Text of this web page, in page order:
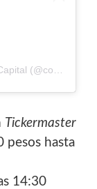
Tickermaster
pesos hasta
14:30